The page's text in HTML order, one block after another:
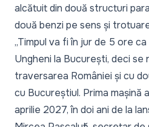
alcătuit din două structuri
două benzi pe sens și
„Timpul va fi în jur de 5 ore
Ungheni la București, deci se
traversarea României și cu
cu Bucureștiul. Prima mașină
aprilie 2027, în doi ani de la